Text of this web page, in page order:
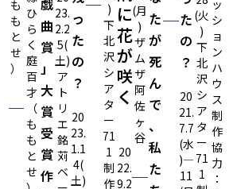
も
も
と
せ
）
ひ
ら
く
庭
百
才
（
も
も
と
せ
戯
曲
賞
」
大
賞
受
賞
作
23.
2.2
5(
土)
ア
ト
リ
エ
銘
苅
ベ
っ
た
の
？​
20
23.
1.1
4(
土)
)
下
北
沢
シ
ア
タ
ー
71
1
制
作
に
花
が
咲
く
20
22.
9.2
(月
)
ザ
ム
ザ
阿
佐
ヶ
谷
た
が
死
ん
で
、
私
た
た
の
？​
20
21.
7.7
(水
)―
11
(火
)
下
北
沢
シ
ア
タ
ー
71
1
ッ
シ
ョ
ン
ハ
ウ
ス
制
作
協
力
：